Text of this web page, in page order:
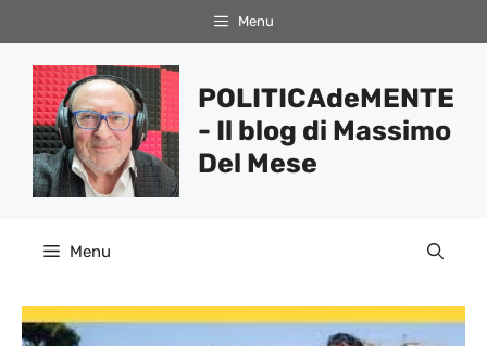
al
contenuto
Menu
POLITICAdeMENTE
- Il blog di Massimo
Del Mese
Menu